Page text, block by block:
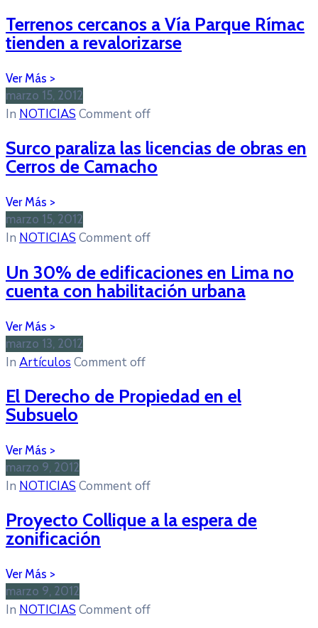
Terrenos cercanos a Vía Parque Rímac
tienden a revalorizarse
marzo 15, 2012
In NOTICIAS Comment off
Surco paraliza las licencias de obras en
Cerros de Camacho
marzo 15, 2012
In NOTICIAS Comment off
Un 30% de edificaciones en Lima no
cuenta con habilitación urbana
marzo 13, 2012
In Artículos Comment off
El Derecho de Propiedad en el
Subsuelo
marzo 9, 2012
In NOTICIAS Comment off
Proyecto Collique a la espera de
zonificación
marzo 9, 2012
In NOTICIAS Comment off